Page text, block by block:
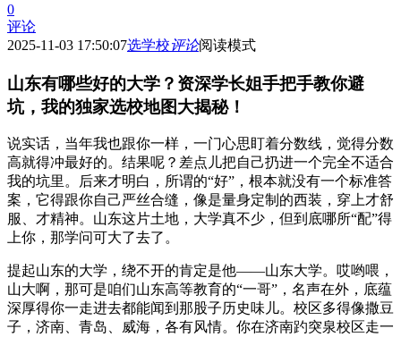
0
评论
2025-11-03 17:50:07选学校评论阅读模式
山东有哪些好的大学？资深学长姐手把手教你避
坑，我的独家选校地图大揭秘！
说实话，当年我也跟你一样，一门心思盯着分数线，觉得分数
高就得冲最好的。结果呢？差点儿把自己扔进一个完全不适合
我的坑里。后来才明白，所谓的“好”，根本就没有一个标准答
案，它得跟你自己严丝合缝，像是量身定制的西装，穿上才舒
服、才精神。山东这片土地，大学真不少，但到底哪所“配”得
上你，那学问可大了去了。
提起山东的大学，绕不开的肯定是他——山东大学。哎哟喂，
山大啊，那可是咱们山东高等教育的“一哥”，名声在外，底蕴
深厚得你一走进去都能闻到那股子历史味儿。校区多得像撒豆
子，济南、青岛、威海，各有风情。你在济南趵突泉校区走一